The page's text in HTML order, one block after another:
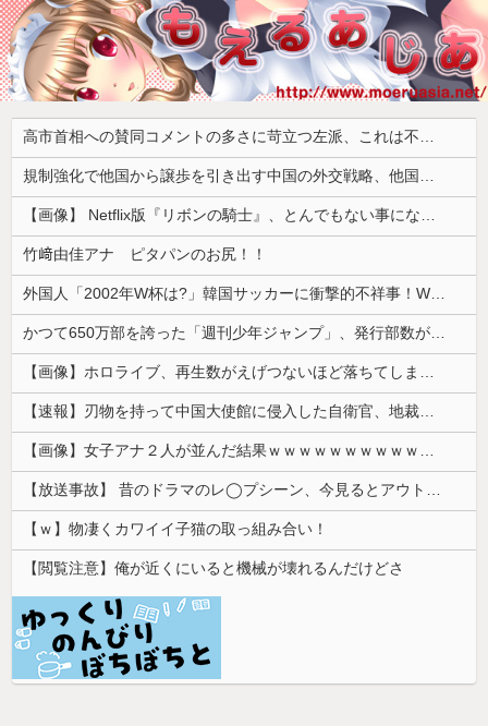
高市首相への賛同コメントの多さに苛立つ左派、これは不正工作に違いない！と確信してしまった結果……
規制強化で他国から譲歩を引き出す中国の外交戦略、他国がサプライチェーン変更で対抗した結果……
【画像】 Netflix版『リボンの騎士』、とんでもない事になるｗｗｗｗｗ
竹﨑由佳アナ ピタパンのお尻！！
外国人「2002年W杯は?」韓国サッカーに衝撃的不祥事！W杯予選でレフリーへの性的接待発覚！海外騒然！【海外の反応】
かつて650万部を誇った「週刊少年ジャンプ」、発行部数が初の100万部割れ
【画像】ホロライブ、再生数がえげつないほど落ちてしまう……にじさんじは上がってるのに何故？
【速報】刃物を持って中国大使館に侵入した自衛官、地裁でついに動機明かす
【画像】女子アナ２人が並んだ結果ｗｗｗｗｗｗｗｗｗｗｗｗｗｗｗｗｗｗｗｗｗｗｗｗｗｗｗｗｗｗ 【Pickup06072014】
【放送事故】 昔のドラマのレ◯プシーン、今見るとアウトすぎる・・・
【ｗ】物凄くカワイイ子猫の取っ組み合い！
【閲覧注意】俺が近くにいると機械が壊れるんだけどさ